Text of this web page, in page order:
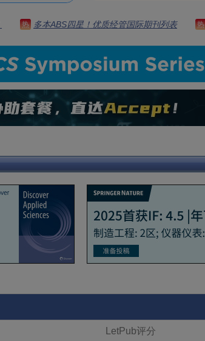
热 多本ABS四星！优质经管国际期刊列表 热
LetPub评分